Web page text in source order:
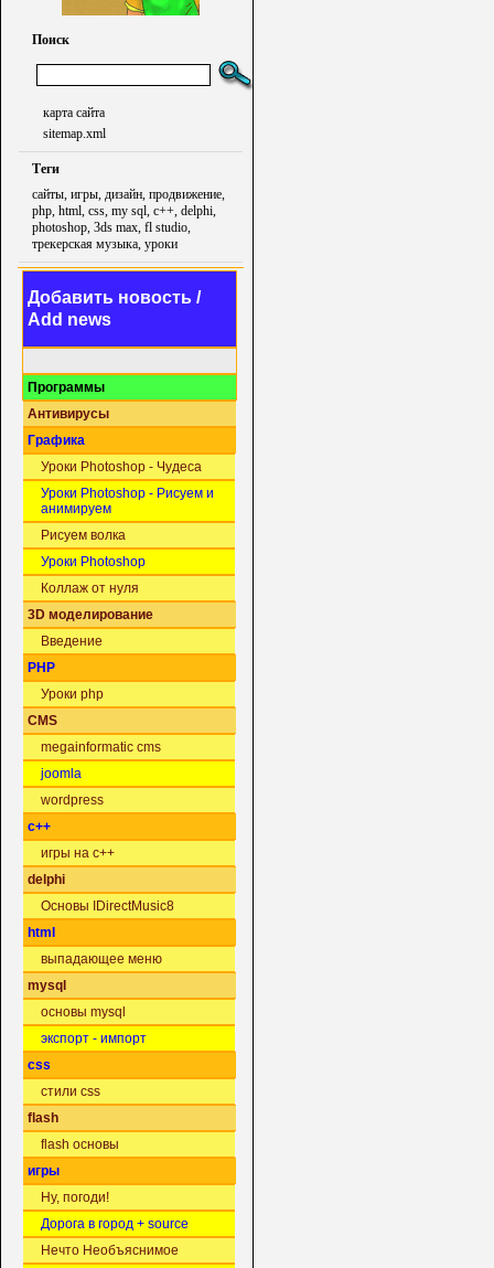
Поиск
карта сайта
sitemap.xml
Теги
сайты, игры, дизайн, продвижение,
php, html, css, my sql, c++, delphi,
photoshop, 3ds max, fl studio,
трекерская музыка, уроки
Добавить новость /
Add news
Программы
Антивирусы
Графика
Уроки Photoshop - Чудеса
Уроки Photoshop - Рисуем и
анимируем
Рисуем волка
Уроки Photoshop
Коллаж от нуля
3D моделирование
Введение
PHP
Уроки php
CMS
megainformatic cms
joomla
wordpress
c++
игры на c++
delphi
Основы IDirectMusic8
html
выпадающее меню
mysql
основы mysql
экспорт - импорт
css
стили css
flash
flash основы
игры
Ну, погоди!
Дорога в город + source
Нечто Необъяснимое